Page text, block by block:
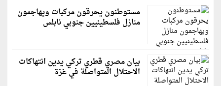
مستوطنون يحرقون مركبات ويهاجمون
منازل فلسطينيين جنوبي نابلس
بيان مصري قطري تركي يدين انتهاكات
الاحتلال المتواصلة في غزة